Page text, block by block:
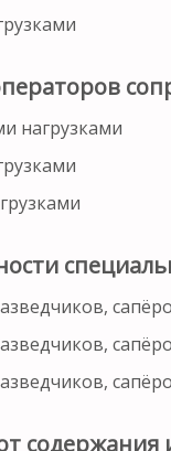
нагрузками
содержания